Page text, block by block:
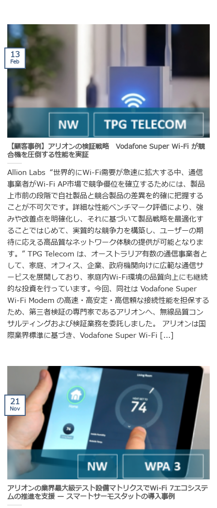
【顧客事例】アリオンの検証戦略 Vodafone Super Wi-Fi が競
合機を圧倒する性能を実証
Allion Labs “世界的にWi-Fi需要が急速に拡大する中、通信
事業者がWi-Fi AP市場で競争優位を確立するためには、製品
上市前の段階で自社製品と競合製品の差異を的確に把握する
ことが不可欠です。詳細な性能ベンチマーク評価により、強
みや改善点を明確化し、それに基づいて製品戦略を最適化す
ることではじめて、実質的な競争力を構築し、ユーザーの期
待に応える高品質なネットワーク体験の提供が可能となりま
す。” TPG Telecom は、オーストラリア有数の通信事業者と
して、家庭、オフィス、企業、政府機関向けに広範な通信サ
ービスを展開しており、家庭内Wi-Fi環境の品質向上にも継続
的な投資を行っています。今回、同社は Vodafone Super
Wi-Fi Modem の高速・高安定・高信頼な接続性能を担保する
ため、第三者検証の専門家であるアリオンへ、無線品質コン
サルティングおよび検証業務を委託しました。 アリオンは国
際業界標準に基づき、Vodafone Super Wi-Fi [...]
13
Feb
アリオンの業界最大級テスト設備マトリクスでWi-Fi 7エコシステ
ムの推進を支援 — スマートサーモスタットの導入事例
21
Nov